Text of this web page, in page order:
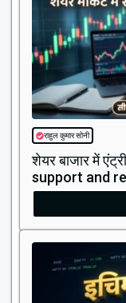
राहुल कुमार सोनी
शेयर बाजार में
support and